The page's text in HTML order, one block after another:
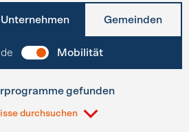
Unternehmen Gemeinden
Mobilität
gefunden
durchsuchen